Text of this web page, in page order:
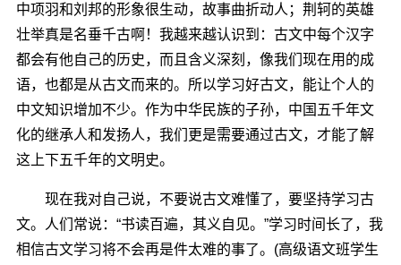
中项羽和刘邦的形象很生动，故事曲折动人；荆轲的英雄
壮举真是名垂千古啊！我越来越认识到：古文中每个汉字
都会有他自己的历史，而且含义深刻，像我们现在用的成
语，也都是从古文而来的。所以学习好古文，能让个人的
中文知识增加不少。作为中华民族的子孙，中国五千年文
化的继承人和发扬人，我们更是需要通过古文，才能了解
这上下五千年的文明史。
现在我对自己说，不要说古文难懂了，要坚持学习古
文。人们常说：“书读百遍，其义自见。”学习时间长了，我
相信古文学习将不会再是件太难的事了。(高级语文班学生